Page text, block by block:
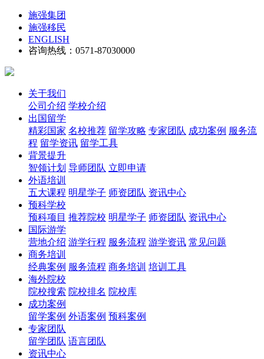
施强集团
施强移民
ENGLISH
咨询热线：0571-87030000
关于我们
公司介绍 学校介绍
出国留学
精彩国家 名校推荐 留学攻略 专家团队 成功案例 服务流
程 留学资讯 留学工具
背景提升
智领计划 导师团队 立即申请
外语培训
五大课程 明星学子 师资团队 资讯中心
预科学校
预科项目 推荐院校 明星学子 师资团队 资讯中心
国际游学
营地介绍 游学行程 服务流程 游学资讯 常见问题
商务培训
经典案例 服务流程 商务培训 培训工具
海外院校
院校搜索 院校排名 院校库
成功案例
留学案例 外语案例 预科案例
专家团队
留学团队 语言团队
资讯中心